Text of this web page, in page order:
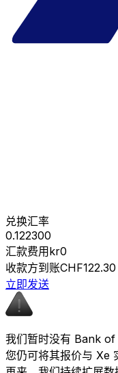
兑换汇率
0.122300
汇款费用kr0
收款方到账CHF122.30
立即发送
我们暂时没有 Bank
您仍可将其报价与 Xe